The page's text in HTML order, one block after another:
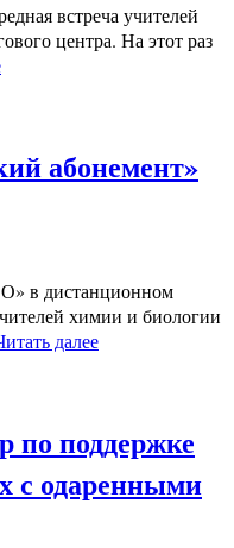
встреча учителей
центра. На этот раз
абонемент»
в дистанционном
химии и биологии
далее
по поддержке
с одаренными